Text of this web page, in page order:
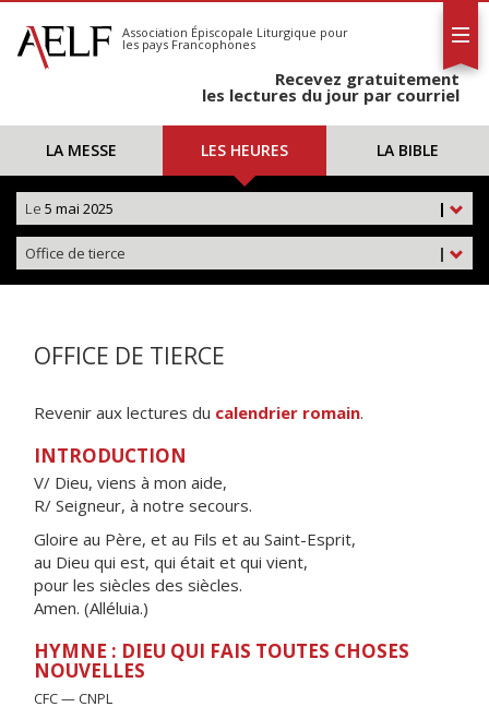
S'abonner
Calendrier
Association Épiscopale Liturgique pour
les pays Francophones
Recevez gratuitement
les lectures du jour par courriel
LA MESSE LES HEURES LA BIBLE
|
Le 5 mai 2025
|
Office de tierce
OFFICE DE TIERCE
Revenir aux lectures du calendrier romain.
INTRODUCTION
V/ Dieu, viens à mon aide,
R/ Seigneur, à notre secours.
Gloire au Père, et au Fils et au Saint-Esprit,
au Dieu qui est, qui était et qui vient,
pour les siècles des siècles.
Amen. (Alléluia.)
HYMNE : DIEU QUI FAIS TOUTES CHOSES
NOUVELLES
CFC — CNPL